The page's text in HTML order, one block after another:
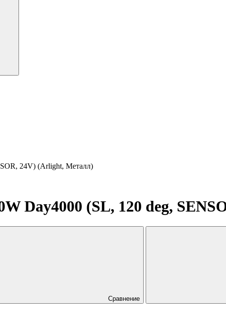
24V) (Arlight, Металл)
Day4000 (SL, 120 deg,
Сравнение